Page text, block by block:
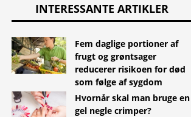
INTERESSANTE ARTIKLER
Fem daglige portioner af
frugt og grøntsager
reducerer risikoen for død
som følge af sygdom
Hvornår skal man bruge en
gel negle crimper?